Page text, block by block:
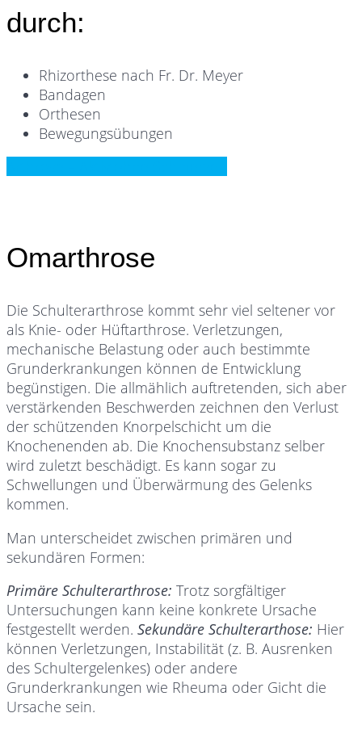
durch:
Rhizorthese nach Fr. Dr. Meyer
Bandagen
Orthesen
Bewegungsübungen
Omarthrose
Die Schulterarthrose kommt sehr viel seltener vor
als Knie- oder Hüftarthrose. Verletzungen,
mechanische Belastung oder auch bestimmte
Grunderkrankungen können de Entwicklung
begünstigen. Die allmählich auftretenden, sich aber
verstärkenden Beschwerden zeichnen den Verlust
der schützenden Knorpelschicht um die
Knochenenden ab. Die Knochensubstanz selber
wird zuletzt beschädigt. Es kann sogar zu
Schwellungen und Überwärmung des Gelenks
kommen.
Man unterscheidet zwischen primären und
sekundären Formen:
Primäre Schulterarthrose: Trotz sorgfältiger
Untersuchungen kann keine konkrete Ursache
festgestellt werden. Sekundäre Schulterarthose: Hier
können Verletzungen, Instabilität (z. B. Ausrenken
des Schultergelenkes) oder andere
Grunderkrankungen wie Rheuma oder Gicht die
Ursache sein.